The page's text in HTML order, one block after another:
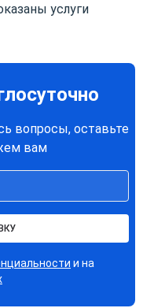
услуги
вопросы, оставьте
вам
и на